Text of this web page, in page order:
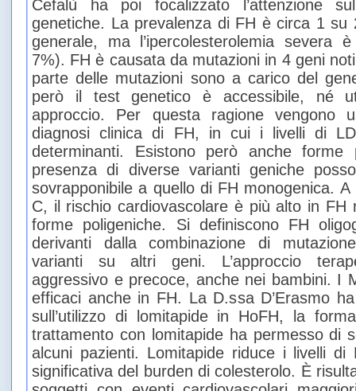
Cefalù ha poi focalizzato l’attenzione
genetiche. La prevalenza di FH è circa 1 su
generale, ma l’ipercolesterolemia severa
7%). FH è causata da mutazioni in 4 geni
parte delle mutazioni sono a carico del
però il test genetico è accessibile, né
approccio. Per questa ragione vengono
diagnosi clinica di FH, in cui i livelli di
determinanti. Esistono però anche
presenza di diverse varianti geniche
sovrapponibile a quello di FH monogenica.
C, il rischio cardiovascolare è più alto in FH
forme poligeniche. Si definiscono FH
derivanti dalla combinazione di
varianti su altri geni. L’approccio
aggressivo e precoce, anche nei bambini. I
efficaci anche in FH. La D.ssa D’Erasmo
sull’utilizzo di lomitapide in HoFH, la
trattamento con lomitapide ha permesso di
alcuni pazienti. Lomitapide riduce i livelli di
significativa del burden di colesterolo. È